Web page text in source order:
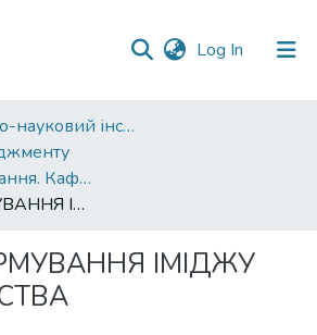
Log In (current)
Навчально-науковий інститут економіки, управління, права та інформаційних технологій
Друковані видання. Кафедра менеджменту ім. І.А. Маркіної
ЕТАПИ ФОРМУВАННЯ ІМІДЖУ ПІДПРИЄМСТВА
ІМІДЖУ